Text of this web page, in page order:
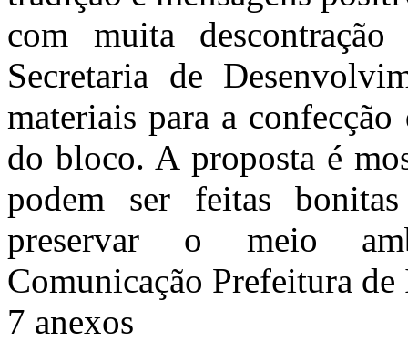
com muita
Secretaria de
materiais para a
do bloco. A proposta é
podem ser feitas
preservar o meio
Comunicação Prefeitura de
7 anexos